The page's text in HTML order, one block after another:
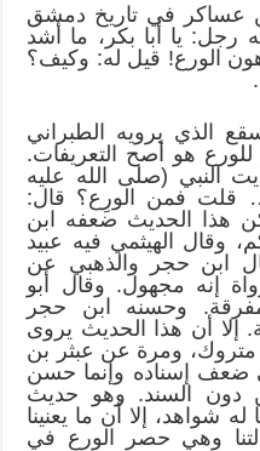
عساكر في تاريخ دمشق
يا أبا بكر، ما أشد
الورع! قيل له: وكيف؟
الذي يرويه الطبراني
هو أصح التعريفات.
النبي (صلى الله عليه
قلت فمن الورِع؟ قال:
هذا الحديث ضعفه ابن
وقال الهيثمي فيه عبيد
ابن حجر والذهبي عن
إنه مجهول. وقال أبو
وحسنه ابن حجر
إلا أن هذا الحديث يروى
ومرة عن عبثر بن
ضعف إسناده وإنما حسن
دون السند. وهو حديث
شواهد، إلا أن ما يعنينا
وهي حصر الورع في